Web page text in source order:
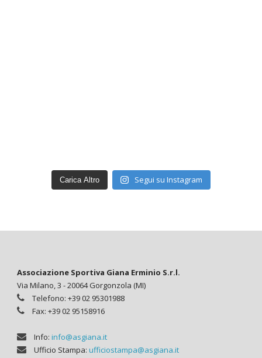
Carica Altro Segui su Instagram
Associazione Sportiva Giana Erminio S.r.l.
Via Milano, 3 - 20064 Gorgonzola (MI)
Telefono: +39 02 95301988
Fax: +39 02 95158916
Info: info@asgiana.it
Ufficio Stampa: ufficiostampa@asgiana.it